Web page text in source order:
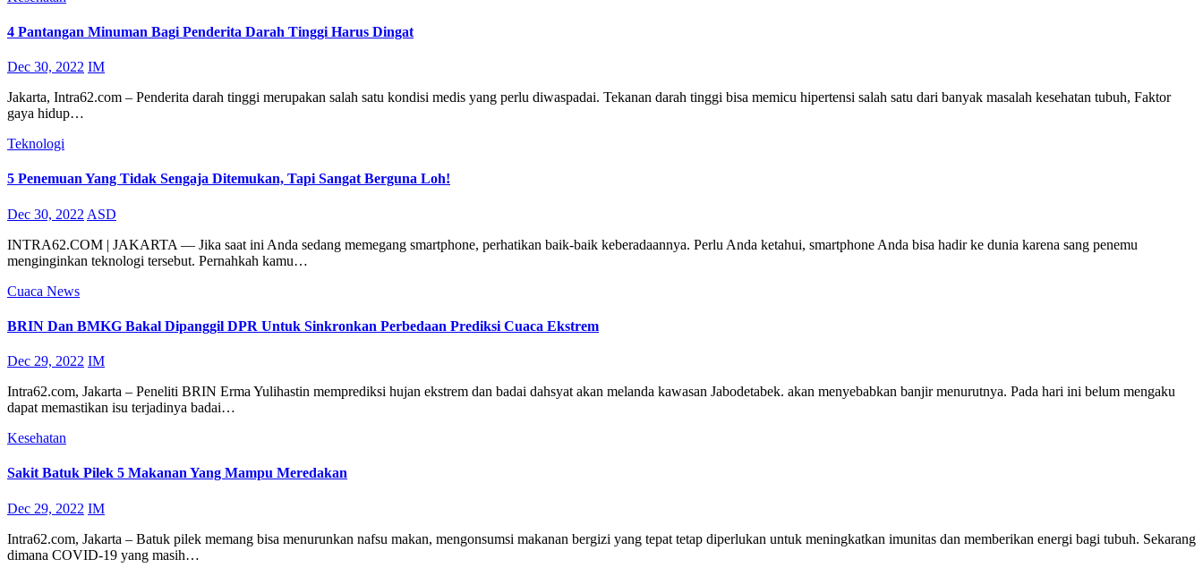
4 Pantangan Minuman Bagi Penderita Darah Tinggi Harus Dingat
Dec 30, 2022 IM
Jakarta, Intra62.com – Penderita darah tinggi merupakan salah satu kondisi medis yang perlu diwaspadai. Tekanan darah tinggi bisa memicu hipertensi salah satu dari banyak masalah kesehatan tubuh, Faktor
gaya hidup…
Teknologi
5 Penemuan Yang Tidak Sengaja Ditemukan, Tapi Sangat Berguna Loh!
Dec 30, 2022 ASD
INTRA62.COM | JAKARTA — Jika saat ini Anda sedang memegang smartphone, perhatikan baik-baik keberadaannya. Perlu Anda ketahui, smartphone Anda bisa hadir ke dunia karena sang penemu
menginginkan teknologi tersebut. Pernahkah kamu…
Cuaca News
BRIN Dan BMKG Bakal Dipanggil DPR Untuk Sinkronkan Perbedaan Prediksi Cuaca Ekstrem
Dec 29, 2022 IM
Intra62.com, Jakarta – Peneliti BRIN Erma Yulihastin memprediksi hujan ekstrem dan badai dahsyat akan melanda kawasan Jabodetabek. akan menyebabkan banjir menurutnya. Pada hari ini belum mengaku
dapat memastikan isu terjadinya badai…
Kesehatan
Sakit Batuk Pilek 5 Makanan Yang Mampu Meredakan
Dec 29, 2022 IM
Intra62.com, Jakarta – Batuk pilek memang bisa menurunkan nafsu makan, mengonsumsi makanan bergizi yang tepat tetap diperlukan untuk meningkatkan imunitas dan memberikan energi bagi tubuh. Sekarang
dimana COVID-19 yang masih…